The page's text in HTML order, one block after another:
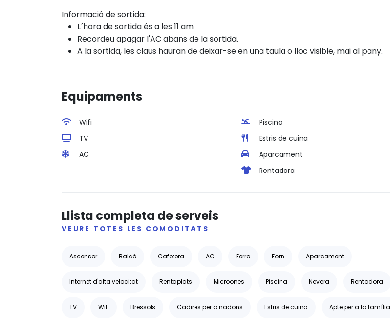
Informació de sortida:
L´hora de sortida és a les 11 am
Recordeu apagar l'AC abans de la sortida.
A la sortida, les claus hauran de deixar-se en una taula o lloc visible, mai al pany.
Equipaments
Wifi
TV
AC
Piscina
Estris de cuina
Aparcament
Rentadora
Llista completa de serveis
VEURE TOTES LES COMODITATS
Ascensor Balcó Cafetera AC Ferro Forn Aparcament
Internet d'alta velocitat Rentaplats Microones Piscina Nevera Rentadora
TV Wifi Bressols Cadires per a nadons Estris de cuina Apte per a la família